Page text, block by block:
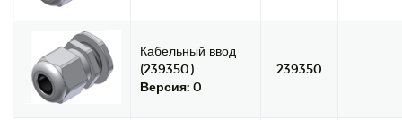
Кабельный ввод
(239350)
Версия: 0
239350